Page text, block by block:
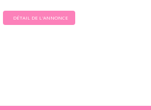
DÉTAIL DE L'ANNONCE